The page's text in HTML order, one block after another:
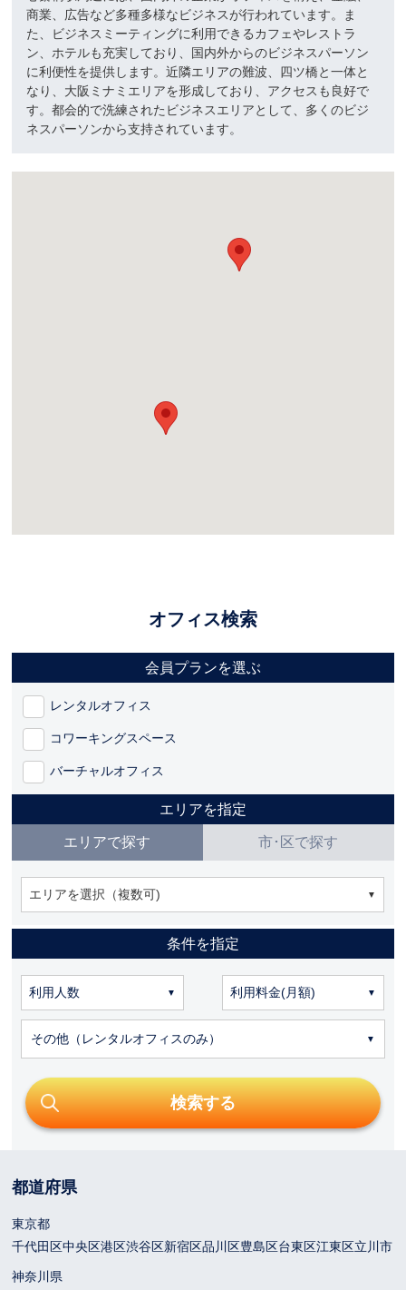
商業、広告など多種多様なビジネスが行われています。ま
た、ビジネスミーティングに利用できるカフェやレストラ
ン、ホテルも充実しており、国内外からのビジネスパーソン
に利便性を提供します。近隣エリアの難波、四ツ橋と一体と
なり、大阪ミナミエリアを形成しており、アクセスも良好で
す。都会的で洗練されたビジネスエリアとして、多くのビジ
ネスパーソンから支持されています。
オフィス検索
会員プランを選ぶ
レンタルオフィス
コワーキングスペース
バーチャルオフィス
エリアを指定
エリアで探す 市･区で探す
エリアを選択（複数可)
条件を指定
その他（レンタルオフィスのみ）
都道府県
東京都
千代田区中央区港区渋谷区新宿区品川区豊島区台東区江東区立川市
神奈川県